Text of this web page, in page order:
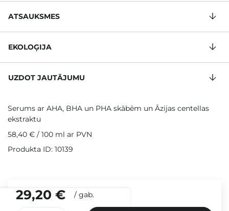
29,20 € / gab.
ATSAUKSMES
EKOLOĢIJA
UZDOT JAUTĀJUMU
Serums ar AHA, BHA un PHA skābēm un Āzijas centellas
ekstraktu
58,40 € / 100 ml ar PVN
Produkta ID: 10139